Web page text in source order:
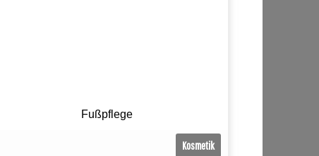
Fußpflege
Kosmetik